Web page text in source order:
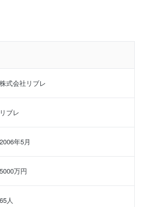
株式会社リブレ
リブレ
2006年5月
5000万円
65人